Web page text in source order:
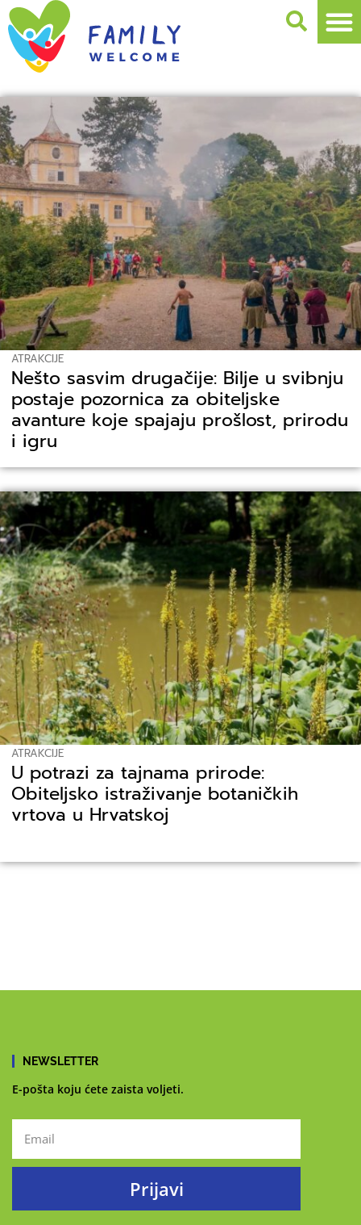
ATRAKCIJE
Nešto sasvim drugačije: Bilje u svibnju
postaje pozornica za obiteljske
avanture koje spajaju prošlost, prirodu
i igru
ATRAKCIJE
U potrazi za tajnama prirode:
Obiteljsko istraživanje botaničkih
vrtova u Hrvatskoj
NEWSLETTER
E-pošta koju ćete zaista voljeti.
Prijavi